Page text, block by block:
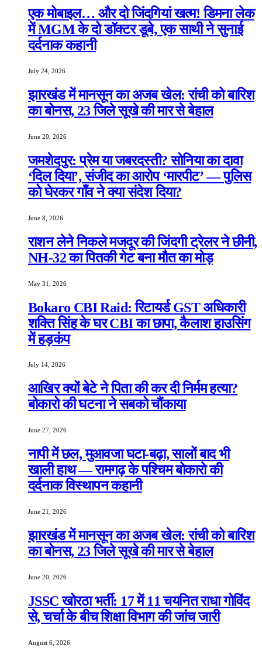
एक मोबाइल… और दो जिंदगियां खत्म! डिमना लेक
में MGM के दो डॉक्टर डूबे, एक साथी ने सुनाई
दर्दनाक कहानी
July 24, 2026
झारखंड में मानसून का अजब खेल: रांची को बारिश
का बोनस, 23 जिले सूखे की मार से बेहाल
June 20, 2026
जमशेदपुर: प्रेम या जबरदस्ती? सोनिया का दावा
‘दिल दिया’, संजीद का आरोप ‘मारपीट’ — पुलिस
को घेरकर गाँव ने क्या संदेश दिया?
June 8, 2026
राशन लेने निकले मजदूर की जिंदगी ट्रेलर ने छीनी,
NH-32 का पितकी गेट बना मौत का मोड़
May 31, 2026
Bokaro CBI Raid: रिटायर्ड GST अधिकारी
शक्ति सिंह के घर CBI का छापा, कैलाश हाउसिंग
में हड़कंप
July 14, 2026
आखिर क्यों बेटे ने पिता की कर दी निर्मम हत्या?
बोकारो की घटना ने सबको चौंकाया
June 27, 2026
नापी में छल, मुआवजा घटा-बढ़ा, सालों बाद भी
खाली हाथ — रामगढ़ के पश्चिम बोकारो की
दर्दनाक विस्थापन कहानी
June 21, 2026
झारखंड में मानसून का अजब खेल: रांची को बारिश
का बोनस, 23 जिले सूखे की मार से बेहाल
June 20, 2026
JSSC खोरठा भर्ती: 17 में 11 चयनित राधा गोविंद
से, चर्चा के बीच शिक्षा विभाग की जांच जारी
August 6, 2026